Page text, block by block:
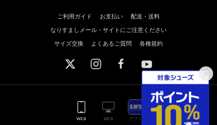
ご利用ガイド お支払い
配送・送料
なりすましメール・サイトにご注意ください
サイズ交換
よくあるご質問 各種規約
WEB WEB アプリ